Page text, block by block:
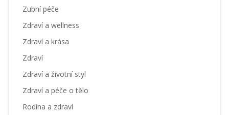
Zubní péče
Zdraví a wellness
Zdraví a krása
Zdraví
Zdraví a životní styl
Zdraví a péče o tělo
Rodina a zdraví